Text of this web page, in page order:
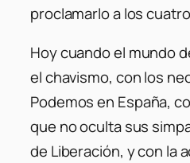
proclamarlo a los
Hoy cuando el mundo
el chavismo, con los
Podemos en España,
que no oculta sus
de Liberación, y con la